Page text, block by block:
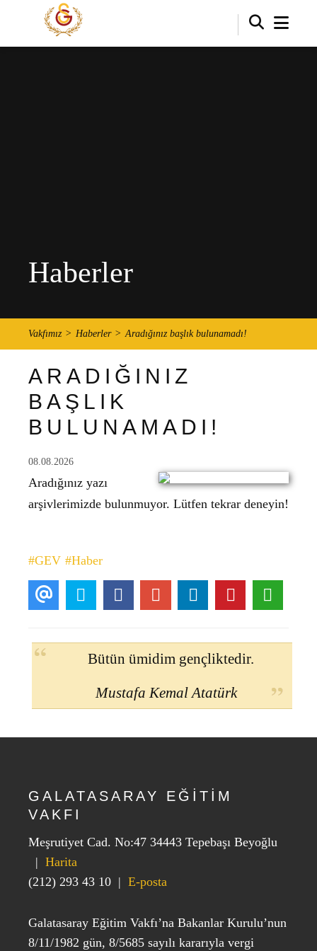
Haberler
Vakfımız Haberler Aradığınız başlık bulunamadı!
ARADIĞINIZ
BAŞLIK
BULUNAMADI!
08.08.2026
Aradığınız yazı
arşivlerimizde bulunmuyor. Lütfen tekrar deneyin!
#GEV #Haber
Bütün ümidim gençliktedir.
Mustafa Kemal Atatürk
GALATASARAY EĞİTİM
VAKFI
Meşrutiyet Cad. No:47 34443 Tepebaşı Beyoğlu
| Harita
(212) 293 43 10 | E-posta
Galatasaray Eğitim Vakfı’na Bakanlar Kurulu’nun
8/11/1982 gün, 8/5685 sayılı kararıyla vergi